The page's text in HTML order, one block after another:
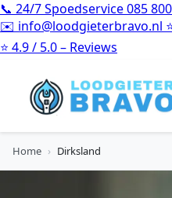
📞 24/7 Spoedservice085
✉️ info@loodgieterbravo.nl
⭐ 4.9 / 5.0 – Reviews
Home › Dirksland